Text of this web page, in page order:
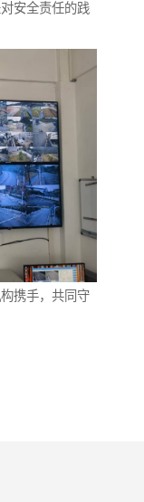
安全责任的践
携手，共同守